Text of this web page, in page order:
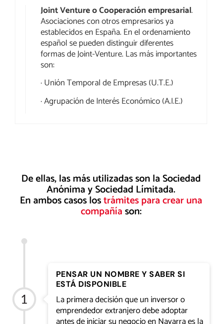
Joint Venture o Cooperación empresarial.
Asociaciones con otros empresarios ya
establecidos en España. En el ordenamiento
español se pueden distinguir diferentes
formas de Joint-Venture. Las más importantes
son:
· Unión Temporal de Empresas (U.T.E.)
· Agrupación de Interés Económico (A.I.E.)
De ellas, las más utilizadas son la Sociedad
Anónima y Sociedad Límitada.
En ambos casos lostrámites para crear una
compañíason:
PENSAR UN NOMBRE Y SABER SI
ESTÁ DISPONIBLE
La primera decisión que un inversor o
emprendedor extranjero debe adoptar